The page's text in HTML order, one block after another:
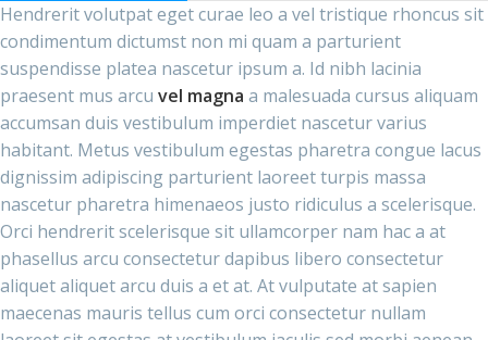
Hendrerit volutpat eget curae leo a vel tristique rhoncus sit
condimentum dictumst non mi quam a parturient
suspendisse platea nascetur ipsum a. Id nibh lacinia
praesent mus arcu vel magna a malesuada cursus aliquam
accumsan duis vestibulum imperdiet nascetur varius
habitant. Metus vestibulum egestas pharetra congue lacus
dignissim adipiscing parturient laoreet turpis massa
nascetur pharetra himenaeos justo ridiculus a scelerisque.
Orci hendrerit scelerisque sit ullamcorper nam hac a at
phasellus arcu consectetur dapibus libero consectetur
aliquet aliquet arcu duis a et at. At vulputate at sapien
maecenas mauris tellus cum orci consectetur nullam